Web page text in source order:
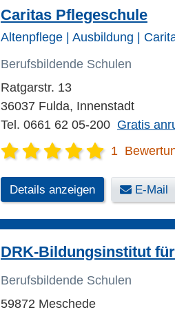
Caritas Pflegeschule
Altenpflege | Ausbildung |
Berufsbildende Schulen
Ratgarstr. 13
36037 Fulda, Innenstadt
Tel. 0661 62 05-200 Gratis
1
Details anzeigen E-Mail
DRK-Bildungsinstitut
Berufsbildende Schulen
59872 Meschede